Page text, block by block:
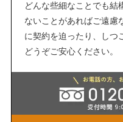
どんな些細なことでも結
ないことがあればご遠慮
に契約を迫ったり、しつ
どうぞご安心ください。